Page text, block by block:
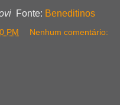
Fonte: Beneditinos
PM Nenhum comentário: